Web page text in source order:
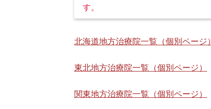
す。
北海道地方治療院一覧（個別ページ）
東北地方治療院一覧（個別ページ）
関東地方治療院一覧（個別ページ）